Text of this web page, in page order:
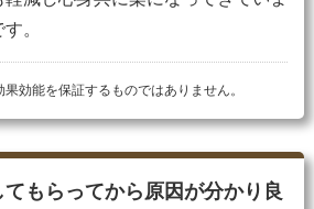
。
効能を保証するものではありません。
もらってから原因が分かり良